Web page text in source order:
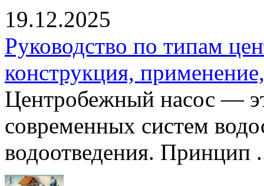
19.12.2025
Руководство по типам
конструкция,
Центробежный насос —
современных систем
водоотведения. Принцип